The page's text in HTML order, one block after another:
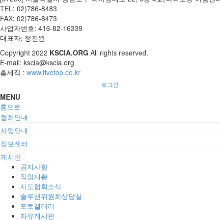
TEL: 02)786-8483
FAX: 02)786-8473
사업자번호: 416-82-16339
대표자: 정진완
Copyright 2022 KSCIA.ORG All rights reserved.
E-mail: kscia@kscia.org
홈제작 : www.fivetop.co.kr
로그인
MENU
홈으로
협회안내
사업안내
정보센터
게시판
공지사항
직업재활
시도협회소식
솔루션위원회상담실
포토갤러리
자유게시판